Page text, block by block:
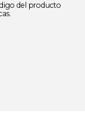
del producto